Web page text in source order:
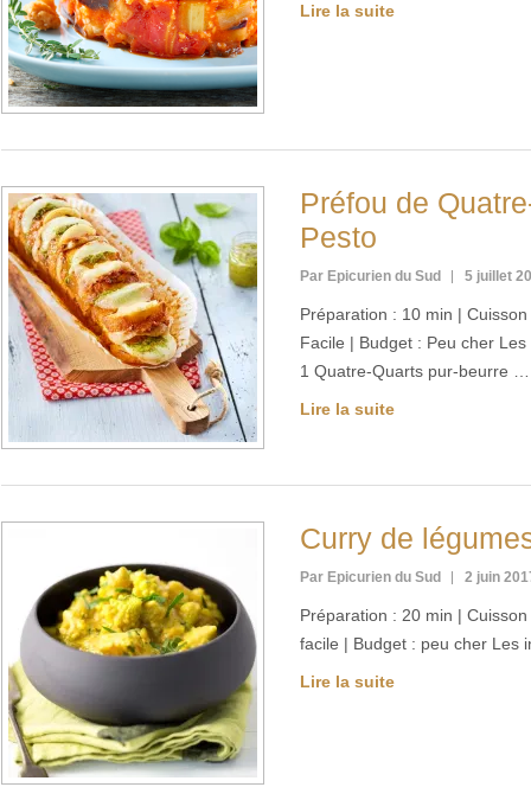
Lire la suite
Préfou de
Pesto
Par Epicurien du Sud 5 juillet
Préparation : 10 min |
Facile | Budget : Peu cher
1 Quatre-Quarts pur-beurre …
Lire la suite
Curry de
Par Epicurien du Sud 2 juin
Préparation : 20 min |
facile | Budget : peu cher Les
Lire la suite